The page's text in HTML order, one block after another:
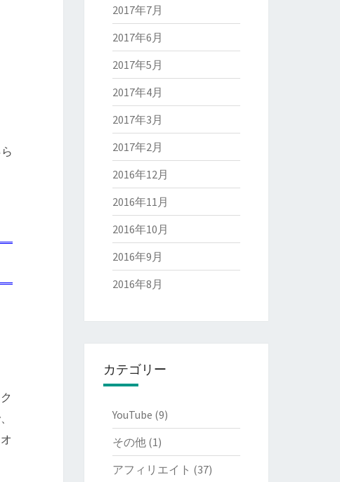
2017年7月
2017年6月
2017年5月
2017年4月
2017年3月
2017年2月
2016年12月
2016年11月
2016年10月
2016年9月
2016年8月
カテゴリー
YouTube (9)
その他(1)
アフィリエイト (37)